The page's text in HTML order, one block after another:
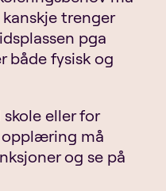
trenger
pga
både fysisk og
eller for
opplæring må
og se på